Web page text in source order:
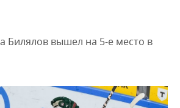
ПФО
Билялов вышел на 5-е место в